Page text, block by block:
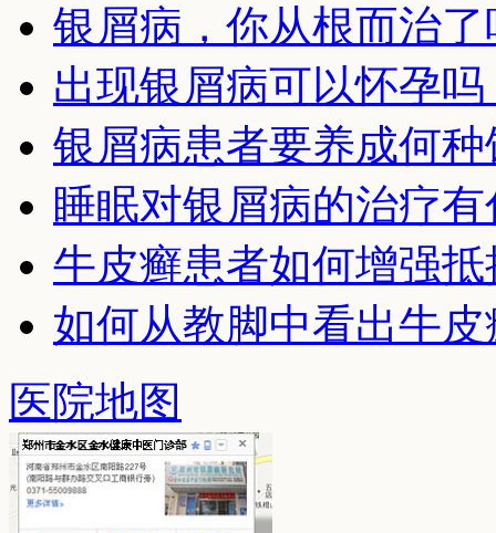
银屑病，你从根而治了
出现银屑病可以怀孕吗
银屑病患者要养成何
睡眠对银屑病的治疗
牛皮癣患者如何增强抵
如何从教脚中看出牛皮
医院地图